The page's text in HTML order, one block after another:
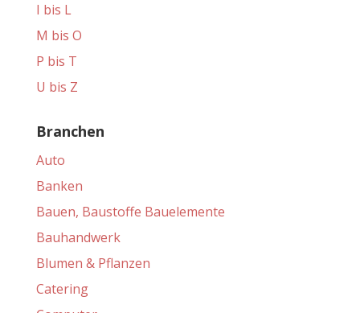
I bis L
M bis O
P bis T
U bis Z
Branchen
Auto
Banken
Bauen, Baustoffe Bauelemente
Bauhandwerk
Blumen & Pflanzen
Catering